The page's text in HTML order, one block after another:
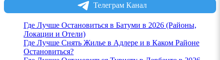
Телеграм Канал
Где Лучше Остановиться в Батуми в 2026 (Районы,
Локации и Отели)
Где Лучше Снять Жилье в Адлере и в Каком Районе
Остановиться?